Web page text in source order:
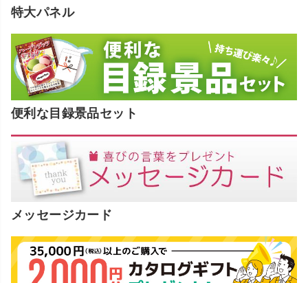
特大パネル
便利な目録景品セット
メッセージカード